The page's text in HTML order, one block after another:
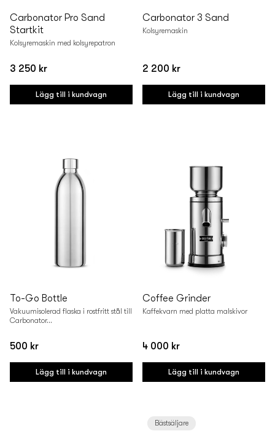
Carbonator Pro Sand
Startkit
Kolsyremaskin med kolsyrepatron
Vanligt
pris
3 250 kr
Lägg till i kundvagn
Carbonator 3 Sand
Kolsyremaskin
Vanligt
pris
2 200 kr
Lägg till i kundvagn
To-Go Bottle
Vakuumisolerad flaska i rostfritt stål till
Carbonator...
Vanligt
pris
500 kr
Lägg till i kundvagn
Coffee Grinder
Kaffekvarn med platta malskivor
Vanligt
pris
4 000 kr
Lägg till i kundvagn
Bästsäljare